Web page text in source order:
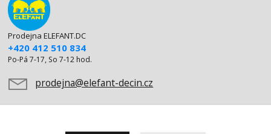
Prodejna ELEFANT.DC
+420 412 510 834
Po-Pá 7-17, So 7-12 hod.
prodejna@elefant-decin.cz